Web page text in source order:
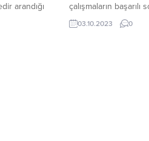
arandığı
edildi.
trafik
çalışmaların başarılı
03.10.2023 0